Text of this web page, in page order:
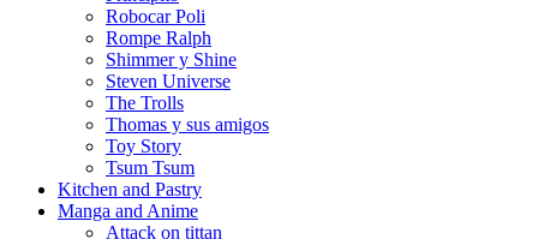
Robocar Poli
Rompe Ralph
Shimmer y Shine
Steven Universe
The Trolls
Thomas y sus amigos
Toy Story
Tsum Tsum
Kitchen and Pastry
Manga and Anime
Attack on tittan